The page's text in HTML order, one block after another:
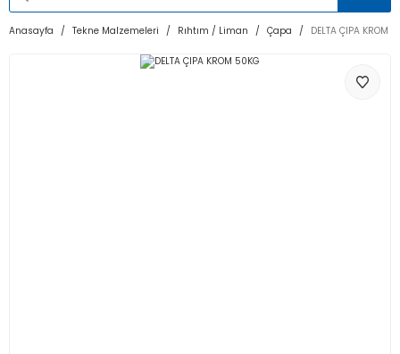
Anasayfa Tekne Malzemeleri Rıhtım / Liman Çapa DELTA ÇIPA KROM